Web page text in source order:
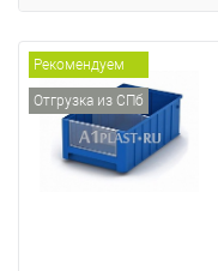
Рекомендуем
Отгрузка из СПб